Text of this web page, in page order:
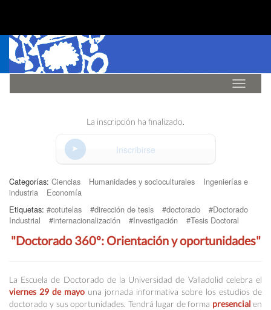
Idioma
La inscripción ha finalizado.
Inscribirse
Categorías: Ciencias Humanidades y socioculturales
Ingenierías e
industria
Economía
Etiquetas: #cotutelas #dirección de tesis #doctorado
#Doctorado
Industrial
#internacionalización #Investigación #Tesis Doctoral
"Doctorado 360º: Orientación y oportunidades"
La Escuela de Doctorado de la Universidad de Valladolid celebra el
viernes 29 de mayo una jornada informativa sobre los estudios de
doctorado y sus oportunidades. Tendrá lugar de forma presencialen